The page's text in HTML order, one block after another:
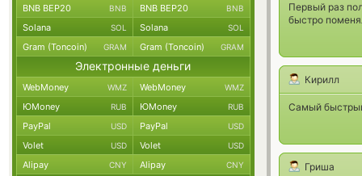
Первый раз
быстро
Кирилл
Самый
Гриша
BNB BEP20 BNB BNB BEP20 BNB
Solana SOL Solana SOL
Gram (Toncoin) GRAM Gram (Toncoin) GRAM
Электронные деньги
WebMoney WMZ WebMoney WMZ
ЮMoney RUB ЮMoney RUB
PayPal USD PayPal USD
Volet USD Volet USD
Alipay CNY Alipay CNY